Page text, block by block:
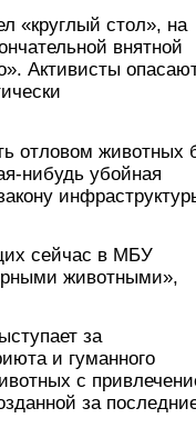
«круглый стол», на
внятной
Активисты
отловом животных
нибудь убойная
сейчас в МБУ
животными»,
за
и гуманного
с
за